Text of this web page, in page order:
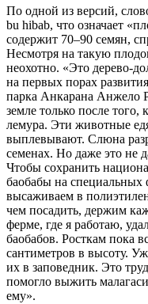
По одной из версий,
bu hibab, что означает
содержит 70–90 семян,
Несмотря на такую
неохотно. «Это дерево-
на первых порах
парка Анкарана Анжело
земле только после
лемура. Эти животные
выплевывают. Слюна
семенах. Но даже это не
Чтобы сохранить
баобабы на
высаживаем в
чем посадить, держим
ферме, где я работаю,
баобабов. Росткам пока
сантиметров в высоту.
их в заповедник. Это
помогло выжить
ему».